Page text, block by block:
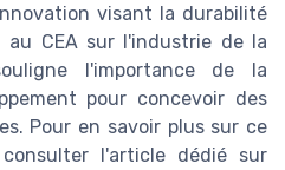
visant la durabilité
CEA sur l'industrie de la
l'importance de la
pour concevoir des
Pour en savoir plus sur ce
l'article dédié sur